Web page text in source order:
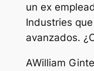
un ex
Industries
avanzados.
AWilliam